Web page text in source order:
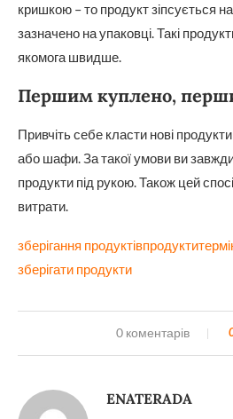
кришкою – то продукт зіпсується
зазначено на упаковці. Такі
якомога швидше.
Першим куплено,
Привчіть себе класти нові
або шафи. За такої умови ви
продукти під рукою. Також цей
витрати.
зберігання продуктівпродукти
зберігати продукти
0 коментарів
ENATERADA